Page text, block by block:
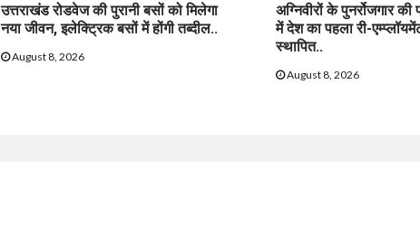
उत्तराखंड रोडवेज की पुरानी बसों को मिलेगा
नया जीवन, इलेक्ट्रिक बसों में होंगी तब्दील..
August 8, 2026
अग्निवीरों के पुनर्रोजगार
में देश का पहला री-
स्थापित..
August 8, 2026